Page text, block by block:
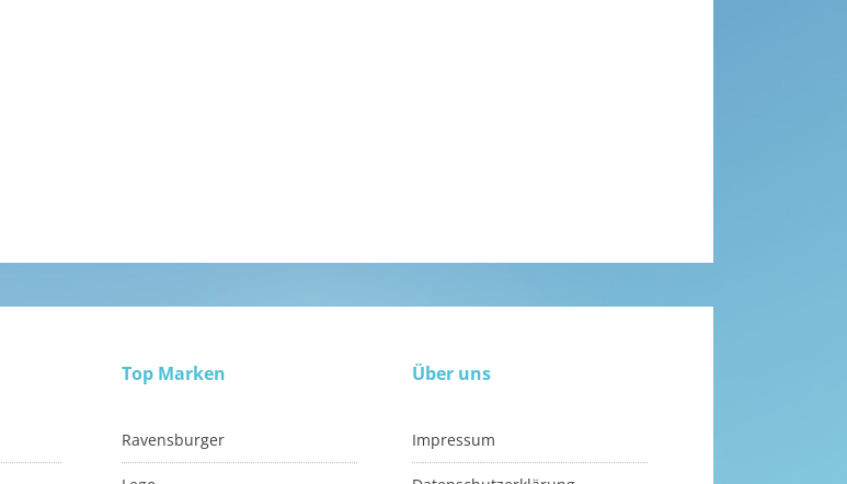
Über uns
Impressum
Top Marken
Ravensburger